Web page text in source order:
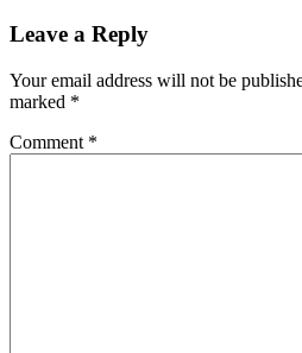
Leave a Reply
Your email address will not be
marked *
Comment *